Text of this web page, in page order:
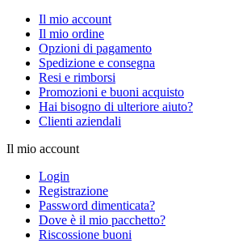
Il mio account
Il mio ordine
Opzioni di pagamento
Spedizione e consegna
Resi e rimborsi
Promozioni e buoni acquisto
Hai bisogno di ulteriore aiuto?
Clienti aziendali
Il mio account
Login
Registrazione
Password dimenticata?
Dove è il mio pacchetto?
Riscossione buoni